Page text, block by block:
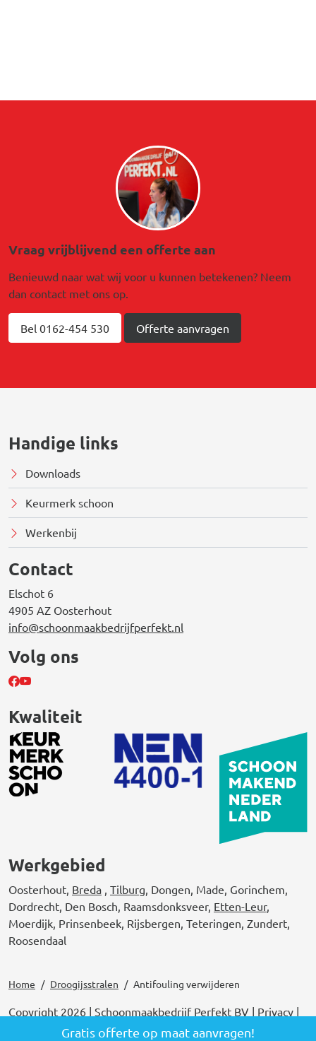
Gratis offerte op maat aanvragen!
Afbeelding
Vraag vrijblijvend een offerte aan
Benieuwd naar wat wij voor u kunnen betekenen? Neem
dan contact met ons op.
Bel 0162-454 530 Offerte aanvragen
Handige links
Downloads
Keurmerk schoon
Werkenbij
Contact
Elschot 6
4905 AZ Oosterhout
info@schoonmaakbedrijfperfekt.nl
Volg ons
Kwaliteit
Werkgebied
Oosterhout, Breda , Tilburg, Dongen, Made, Gorinchem,
Dordrecht, Den Bosch, Raamsdonksveer, Etten-Leur,
Moerdijk, Prinsenbeek, Rijsbergen, Teteringen, Zundert,
Roosendaal
Home Droogijsstralen Antifouling verwijderen
Copyright 2026 | Schoonmaakbedrijf Perfekt BV | Privacy |
Algemene voorwaarden